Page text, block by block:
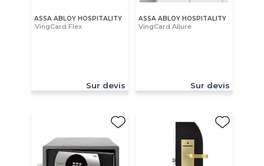
ASSA ABLOY HOSPITALITY
VingCard Flex
Sur devis
ASSA ABLOY HOSPITALITY
VingCard Allure
Sur devis